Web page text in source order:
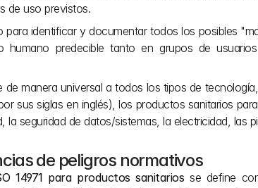
de uso previstos.
para identificar y documentar todos los posibles
humano predecible tanto en grupos de
de manera universal a todos los tipos de
sus siglas en inglés), los productos sanitarios
seguridad de datos/sistemas, la electricidad, las
de peligros normativos
14971 para productos sanitarios se define